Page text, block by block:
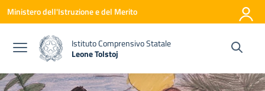
Vai ai contenuti
Vai al menu di navigazione
Vai al footer
Ministero dell'Istruzione e del Merito
Istituto Comprensivo Statale
Leone Tolstoj